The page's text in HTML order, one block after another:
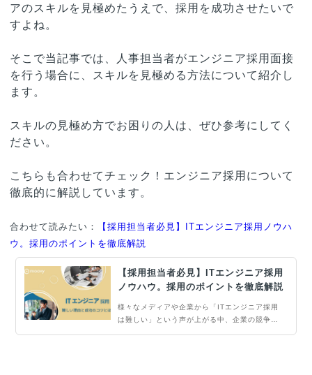
アのスキルを見極めたうえで、採用を成功させたいで
すよね。
そこで当記事では、人事担当者がエンジニア採用面接
を行う場合に、スキルを見極める方法について紹介し
ます。
スキルの見極め方でお困りの人は、ぜひ参考にしてく
ださい。
こちらも合わせてチェック！エンジニア採用について
徹底的に解説しています。
合わせて読みたい：
【採用担当者必見】ITエンジニア採用ノウハ
ウ。採用のポイントを徹底解説
【採用担当者必見】ITエンジニア採用
ノウハウ。採用のポイントを徹底解説
様々なメディアや企業から「ITエンジニア採用
は難しい」という声が上がる中、企業の競争力